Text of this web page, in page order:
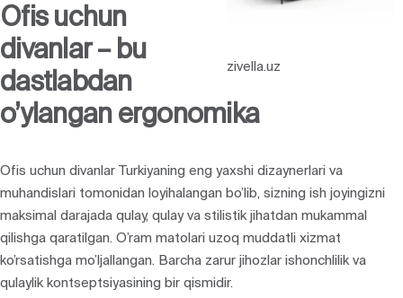
zivella.uz
Ofis uchun
divanlar – bu
dastlabdan
o’ylangan ergonomika
Ofis uchun divanlar Turkiyaning eng yaxshi dizaynerlari va
muhandislari tomonidan loyihalangan bo’lib, sizning ish joyingizni
maksimal darajada qulay, qulay va stilistik jihatdan mukammal
qilishga qaratilgan. O’ram matolari uzoq muddatli xizmat
ko’rsatishga mo’ljallangan. Barcha zarur jihozlar ishonchlilik va
qulaylik kontseptsiyasining bir qismidir.